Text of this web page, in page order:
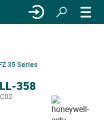
35 Series
358